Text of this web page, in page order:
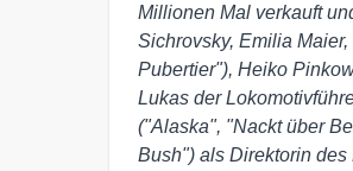
Millionen Mal verkauft
Sichrovsky, Emilia
Pubertier"), Heiko
Lukas der
("Alaska", "Nackt über
Bush") als Direktorin